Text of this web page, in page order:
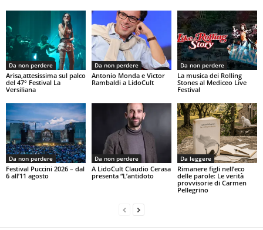
Da non perdere
Arisa,attesissima sul palco
del 47° Festival La
Versiliana
Da non perdere
Antonio Monda e Victor
Rambaldi a LidoCult
Da non perdere
La musica dei Rolling
Stones al Mediceo Live
Festival
Da non perdere
Festival Puccini 2026 – dal
6 all’11 agosto
Da non perdere
A LidoCult Claudio Cerasa
presenta “L’antidoto
Da leggere
Rimanere figli nell’eco
delle parole: Le verità
provvisorie di Carmen
Pellegrino